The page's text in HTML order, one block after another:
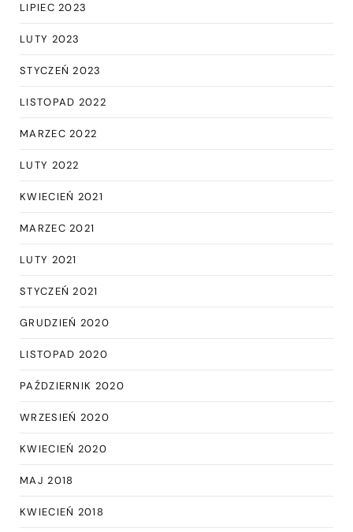
LIPIEC 2023
LUTY 2023
STYCZEŃ 2023
LISTOPAD 2022
MARZEC 2022
LUTY 2022
KWIECIEŃ 2021
MARZEC 2021
LUTY 2021
STYCZEŃ 2021
GRUDZIEŃ 2020
LISTOPAD 2020
PAŹDZIERNIK 2020
WRZESIEŃ 2020
KWIECIEŃ 2020
MAJ 2018
KWIECIEŃ 2018